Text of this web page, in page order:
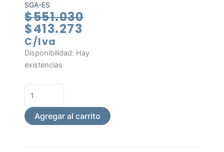
SGA-ES
$551.030El
era:
$413.273
El
es:
C/Iva
Disponibilidad: Hay
existencias
Pieza
De
SGA-
ES
cantidad
Agregar al carrito